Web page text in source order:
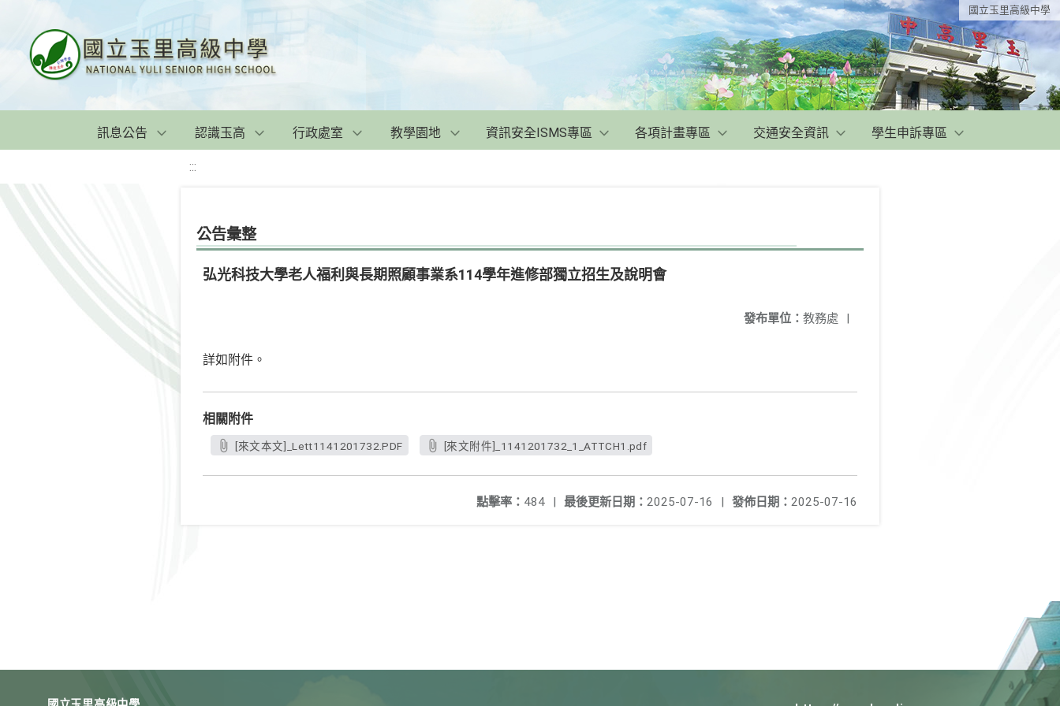
國立玉里高級中學
訊息公告 認識玉高 行政處室 教學園地 資訊安全ISMS專區 各項計畫專區 交通安全資訊 學生申訴專區
:::
公告彙整
弘光科技大學老人福利與長期照顧事業系114學年進修部獨立招生及說明會
發布單位： 教務處 |
詳如附件。
相關附件
[來文本文]_Lett1141201732.PDF [來文附件]_1141201732_1_ATTCH1.pdf
發佈日期： 2025-07-16
最後更新日期： 2025-07-16 |
點擊率： 484 |